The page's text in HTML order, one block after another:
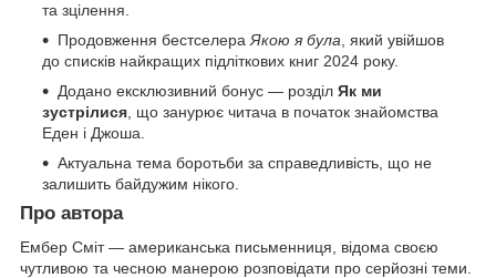
та зцілення.
Продовження бестселераЯкою я була, який увійшов
до списків найкращих підліткових книг 2024 року.
Додано ексклюзивний бонус — розділ Як ми
зустрілися, що занурює читача в початок знайомства
Еден і Джоша.
Актуальна тема боротьби за справедливість, що не
залишить байдужим нікого.
Про автора
Ембер Сміт — американська письменниця, відома своєю
чутливою та чесною манерою розповідати про серйозні теми.